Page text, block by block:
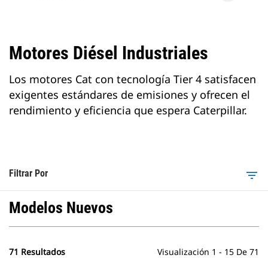
Motores Diésel Industriales
Los motores Cat con tecnología Tier 4 satisfacen
exigentes estándares de emisiones y ofrecen el
rendimiento y eficiencia que espera Caterpillar.
Filtrar Por filter_list
Modelos Nuevos
71 Resultados Visualización 1 - 15 De 71